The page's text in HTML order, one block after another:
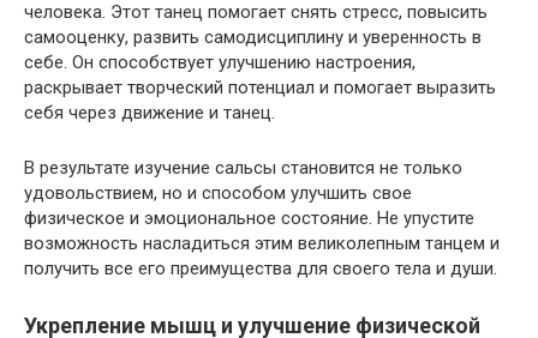
человека. Этот танец помогает снять стресс, повысить
самооценку, развить самодисциплину и уверенность в
себе. Он способствует улучшению настроения,
раскрывает творческий потенциал и помогает выразить
себя через движение и танец.
В результате изучение сальсы становится не только
удовольствием, но и способом улучшить свое
физическое и эмоциональное состояние. Не упустите
возможность насладиться этим великолепным танцем и
получить все его преимущества для своего тела и души.
Укрепление мышц и улучшение физической